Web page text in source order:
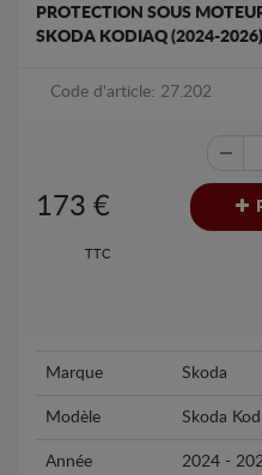
PROTECTION SOUS
SKODA KODIAQ (2024-2026)
Code d'article: 27.202
173 €
TTC
Marque Skoda
Modèle Skoda
Année 2024 -